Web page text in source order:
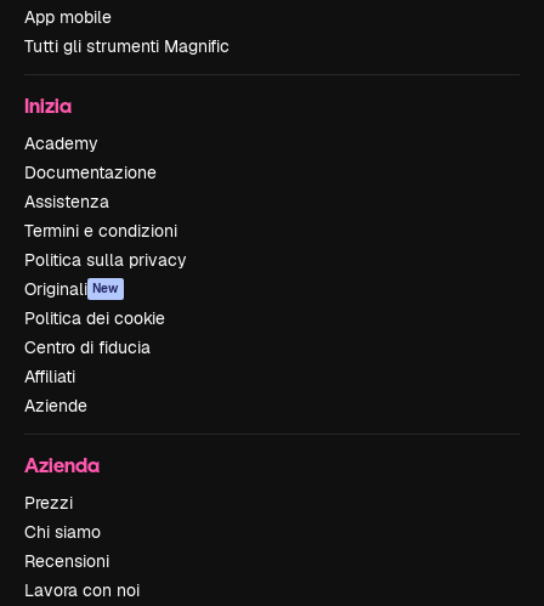
App mobile
Tutti gli strumenti Magnific
Inizia
Academy
Documentazione
Assistenza
Termini e condizioni
Politica sulla privacy
Originali New
Politica dei cookie
Centro di fiducia
Affiliati
Aziende
Azienda
Prezzi
Chi siamo
Recensioni
Lavora con noi